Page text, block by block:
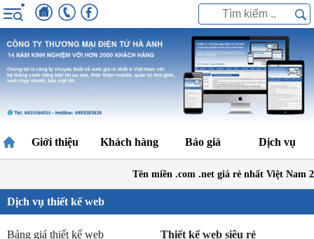
Giới thiệu Khách hàng Báo giá Dịch vụ
Tên miền .com .net giá rẻ nhất Việt Nam
Dịch vụ thiết kế web
Bảng giá thiết kế web Thiết kế web siêu rẻ